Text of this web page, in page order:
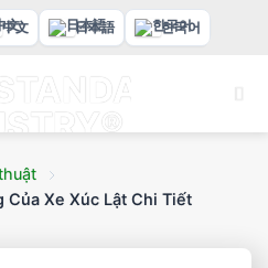
中文 日本語 한국어
Của Xe Xúc Lật Chi Tiết